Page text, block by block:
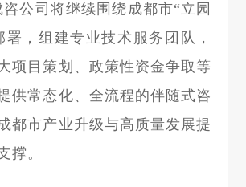
公司将继续围绕成都市“立园
署，组建专业技术服务团队，
项目策划、政策性资金争取等
供常态化、全流程的伴随式咨
都市产业升级与高质量发展提
撑。